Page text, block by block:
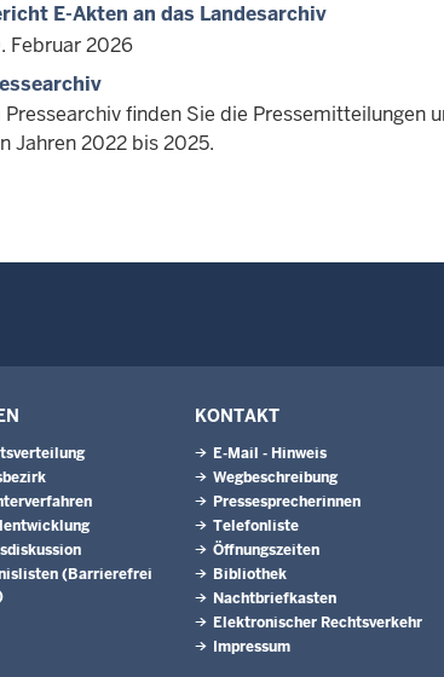
E-Akten an das Landesarchiv
Februar 2026
Pressearchiv finden Sie die Pressemitteilungen
Jahren 2022 bis 2025.
(Barrierefrei
KONTAKT
E-Mail - Hinweis
Wegbeschreibung
Pressesprecherinnen
Telefonliste
Öffnungszeiten
Bibliothek
Nachtbriefkasten
Elektronischer Rechtsverkehr
Impressum